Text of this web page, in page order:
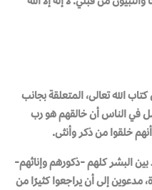
الله تعالى، المتعلقة بجانب
في الناس أن خالقهم هو رب
خلقوا من ذكر وأنثى.
البشر كلهم -ذكورهم وإناثهم-
إلى أن يراجعوا كثيرًا من